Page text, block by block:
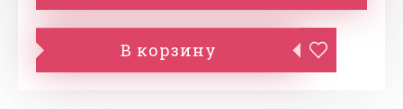
В корзину